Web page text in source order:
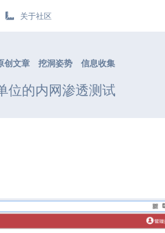
关于社区
创文章 挖洞姿势 信息收集
位的内网渗透测试